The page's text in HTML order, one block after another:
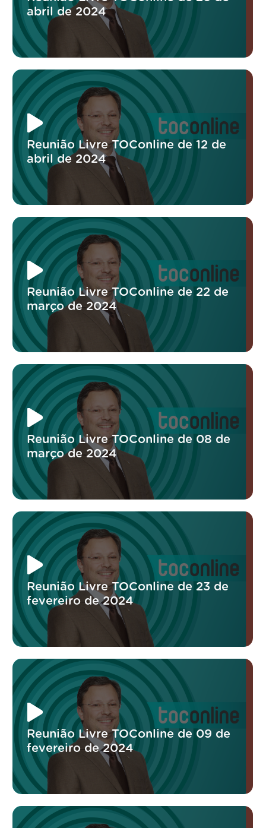
abril de 2024
Reunião Livre TOConline de 12 de
abril de 2024
Reunião Livre TOConline de 22 de
março de 2024
Reunião Livre TOConline de 08 de
março de 2024
Reunião Livre TOConline de 23 de
fevereiro de 2024
Reunião Livre TOConline de 09 de
fevereiro de 2024